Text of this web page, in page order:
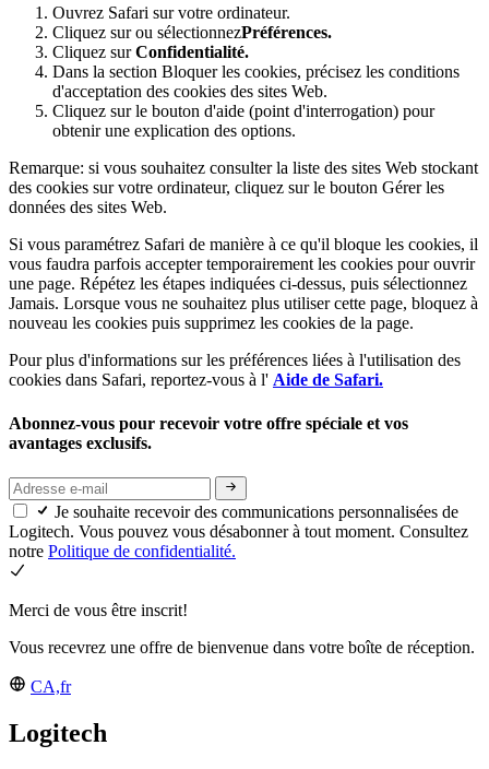
Ouvrez Safari sur votre ordinateur.
Cliquez sur ou sélectionnezPréférences.
Cliquez surConfidentialité.
Dans la section Bloquer les cookies, précisez les conditions
d'acceptation des cookies des sites Web.
Cliquez sur le bouton d'aide (point d'interrogation) pour
obtenir une explication des options.
Remarque: si vous souhaitez consulter la liste des sites Web stockant
des cookies sur votre ordinateur, cliquez sur le bouton Gérer les
données des sites Web.
Si vous paramétrez Safari de manière à ce qu'il bloque les cookies, il
vous faudra parfois accepter temporairement les cookies pour ouvrir
une page. Répétez les étapes indiquées ci-dessus, puis sélectionnez
Jamais. Lorsque vous ne souhaitez plus utiliser cette page, bloquez à
nouveau les cookies puis supprimez les cookies de la page.
Pour plus d'informations sur les préférences liées à l'utilisation des
cookies dans Safari, reportez-vous à l' Aide de Safari.
Abonnez-vous pour recevoir votre offre spéciale et vos
avantages exclusifs.
Je souhaite recevoir des communications personnalisées de
Logitech. Vous pouvez vous désabonner à tout moment. Consultez
notre Politique de confidentialité.
Merci de vous être inscrit!
Vous recevrez une offre de bienvenue dans votre boîte de réception.
CA,fr
Logitech